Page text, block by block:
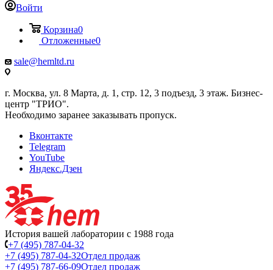
Войти
Корзина0
Отложенные0
sale@hemltd.ru
г. Москва, ул. 8 Марта, д. 1, стр. 12, 3 подъезд, 3 этаж. Бизнес-
центр "ТРИО".
Необходимо заранее заказывать пропуск.
Вконтакте
Telegram
YouTube
Яндекс.Дзен
История вашей лаборатории с 1988 года
+7 (495) 787-04-32
+7 (495) 787-04-32Отдел продаж
+7 (495) 787-66-09Отдел продаж